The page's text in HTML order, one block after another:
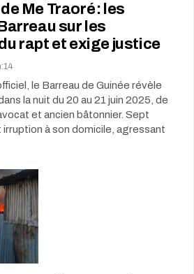
Me Traoré : les
sur les
rapt et exige justice
le Barreau de Guinée révèle
la nuit du 20 au 21 juin 2025, de
et ancien bâtonnier. Sept
à son domicile, agressant